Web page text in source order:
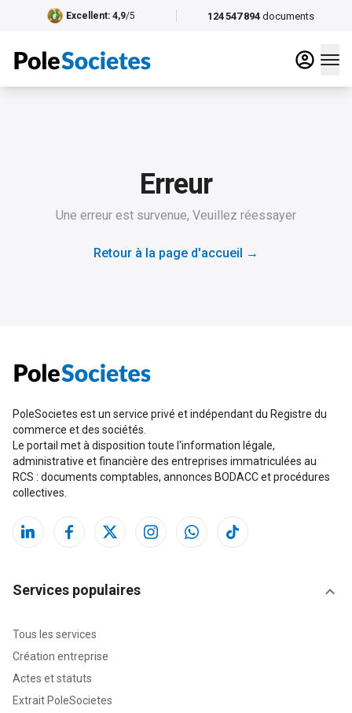
124 547 894 documents
Excellent: 4,9/5
Erreur
Une erreur est survenue, Veuillez réessayer
Retour à la page d'accueil →
PoleSocietes est un service privé et indépendant du Registre du
commerce et des sociétés.
Le portail met à disposition toute l'information légale,
administrative et financière des entreprises immatriculées au
RCS : documents comptables, annonces BODACC et procédures
collectives.
Services populaires
Tous les services
Création entreprise
Actes et statuts
Extrait PoleSocietes